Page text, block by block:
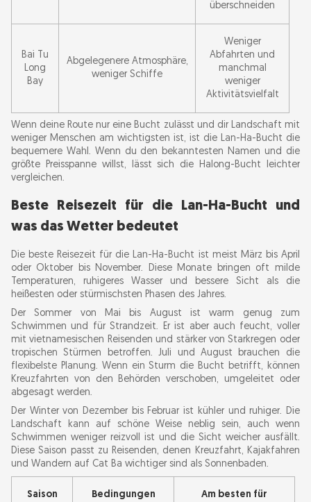
überschneiden
Bai Tu
Long
Bay
Abgelegenere Atmosphäre,
weniger Schiffe
Weniger
Abfahrten und
manchmal
weniger
Aktivitätsvielfalt
Wenn deine Route nur eine Bucht zulässt und dir Landschaft mit
weniger Menschen am wichtigsten ist, ist die Lan-Ha-Bucht die
bequemere Wahl. Wenn du den bekanntesten Namen und die
größte Preisspanne willst, lässt sich die Halong-Bucht leichter
vergleichen.
Beste Reisezeit für die Lan-Ha-Bucht und
was das Wetter bedeutet
Die beste Reisezeit für die Lan-Ha-Bucht ist meist März bis April
oder Oktober bis November. Diese Monate bringen oft milde
Temperaturen, ruhigeres Wasser und bessere Sicht als die
heißesten oder stürmischsten Phasen des Jahres.
Der Sommer von Mai bis August ist warm genug zum
Schwimmen und für Strandzeit. Er ist aber auch feucht, voller
mit vietnamesischen Reisenden und stärker von Starkregen oder
tropischen Stürmen betroffen. Juli und August brauchen die
flexibelste Planung. Wenn ein Sturm die Bucht betrifft, können
Kreuzfahrten von den Behörden verschoben, umgeleitet oder
abgesagt werden.
Der Winter von Dezember bis Februar ist kühler und ruhiger. Die
Landschaft kann auf schöne Weise neblig sein, auch wenn
Schwimmen weniger reizvoll ist und die Sicht weicher ausfällt.
Diese Saison passt zu Reisenden, denen Kreuzfahrt, Kajakfahren
und Wandern auf Cat Ba wichtiger sind als Sonnenbaden.
Saison Bedingungen Am besten für